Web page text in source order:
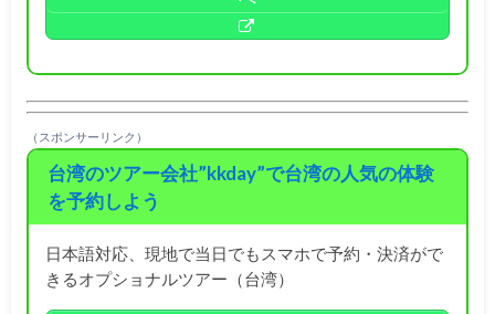
（スポンサーリンク）
台湾のツアー会社”kkday”で台湾の人気の体験
を予約しよう
日本語対応、現地で当日でもスマホで予約・決済がで
きるオプショナルツアー（台湾）